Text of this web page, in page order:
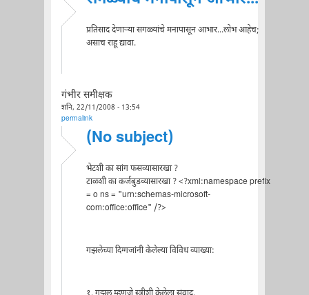
प्रतिसाद देणाऱ्या सगळ्यांचे मनापासून आभार...लोभ आहेच;
असाच राहू द्यावा.
गंभीर समीक्षक
शनि, 22/11/2008 - 13:54
permalink
(No subject)
भेटशी का सांग फसव्यासारखा ?
टाळशी का कर्जबुडव्यासारखा ? <?xml:namespace prefix
= o ns = "urn:schemas-microsoft-
com:office:office" /?>
गझलेच्या दिग्गजांनी केलेल्या विविध व्याख्या: